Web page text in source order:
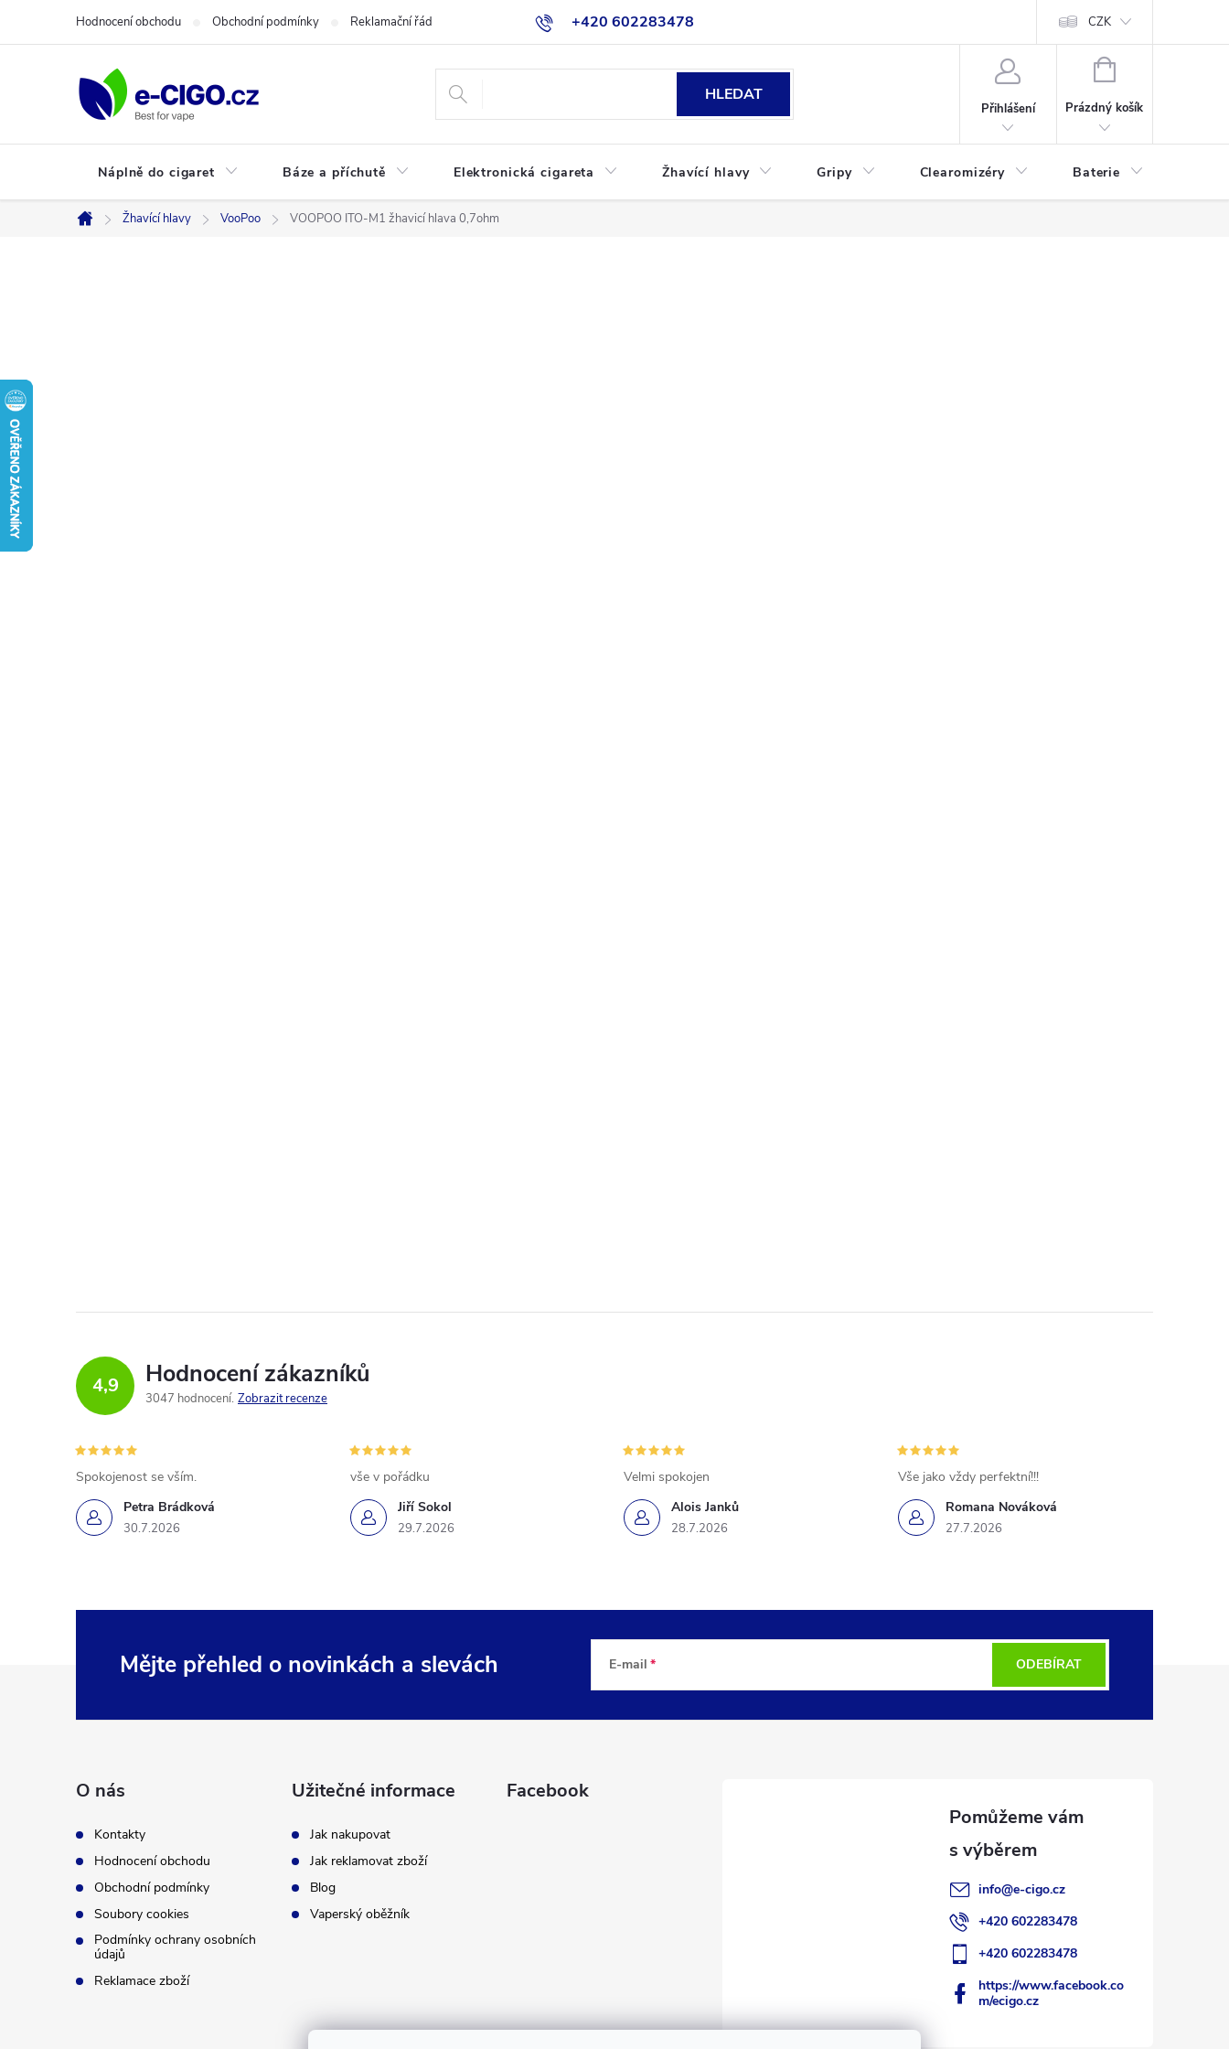
+420 602283478
Hodnocení obchodu Obchodní podmínky Reklamační řád Jak nakupovat CZK
HLEDAT
Přihlášení
NÁKUPNÍ
Prázdný košík
Náplně do cigaret Báze a příchutě Elektronická cigareta Žhavící hlavy Gripy Clearomizéry Baterie
Domů
Žhavící hlavy VooPoo VOOPOO ITO-M1 žhavicí hlava 0,7ohm
4,9 Hodnocení zákazníků
3047 hodnocení Zobrazit recenze
Petra Brádková
30.7.2026
Spokojenost se vším.
Jiří Sokol
29.7.2026
vše v pořádku
Alois Janků
28.7.2026
Velmi spokojen
Romana Nováková
27.7.2026
Vše jako vždy perfektní!!!
Mějte přehled o novinkách a slevách E-mail ODEBÍRAT
O nás
Kontakty
Hodnocení obchodu
Obchodní podmínky
Soubory cookies
Podmínky ochrany osobních
údajů
Reklamace zboží
Užitečné informace
Jak nakupovat
Jak reklamovat zboží
Blog
Vaperský oběžník
Facebook
info@e-cigo.cz
+420 602283478
+420 602283478
https://www.facebook.co
m/ecigo.cz